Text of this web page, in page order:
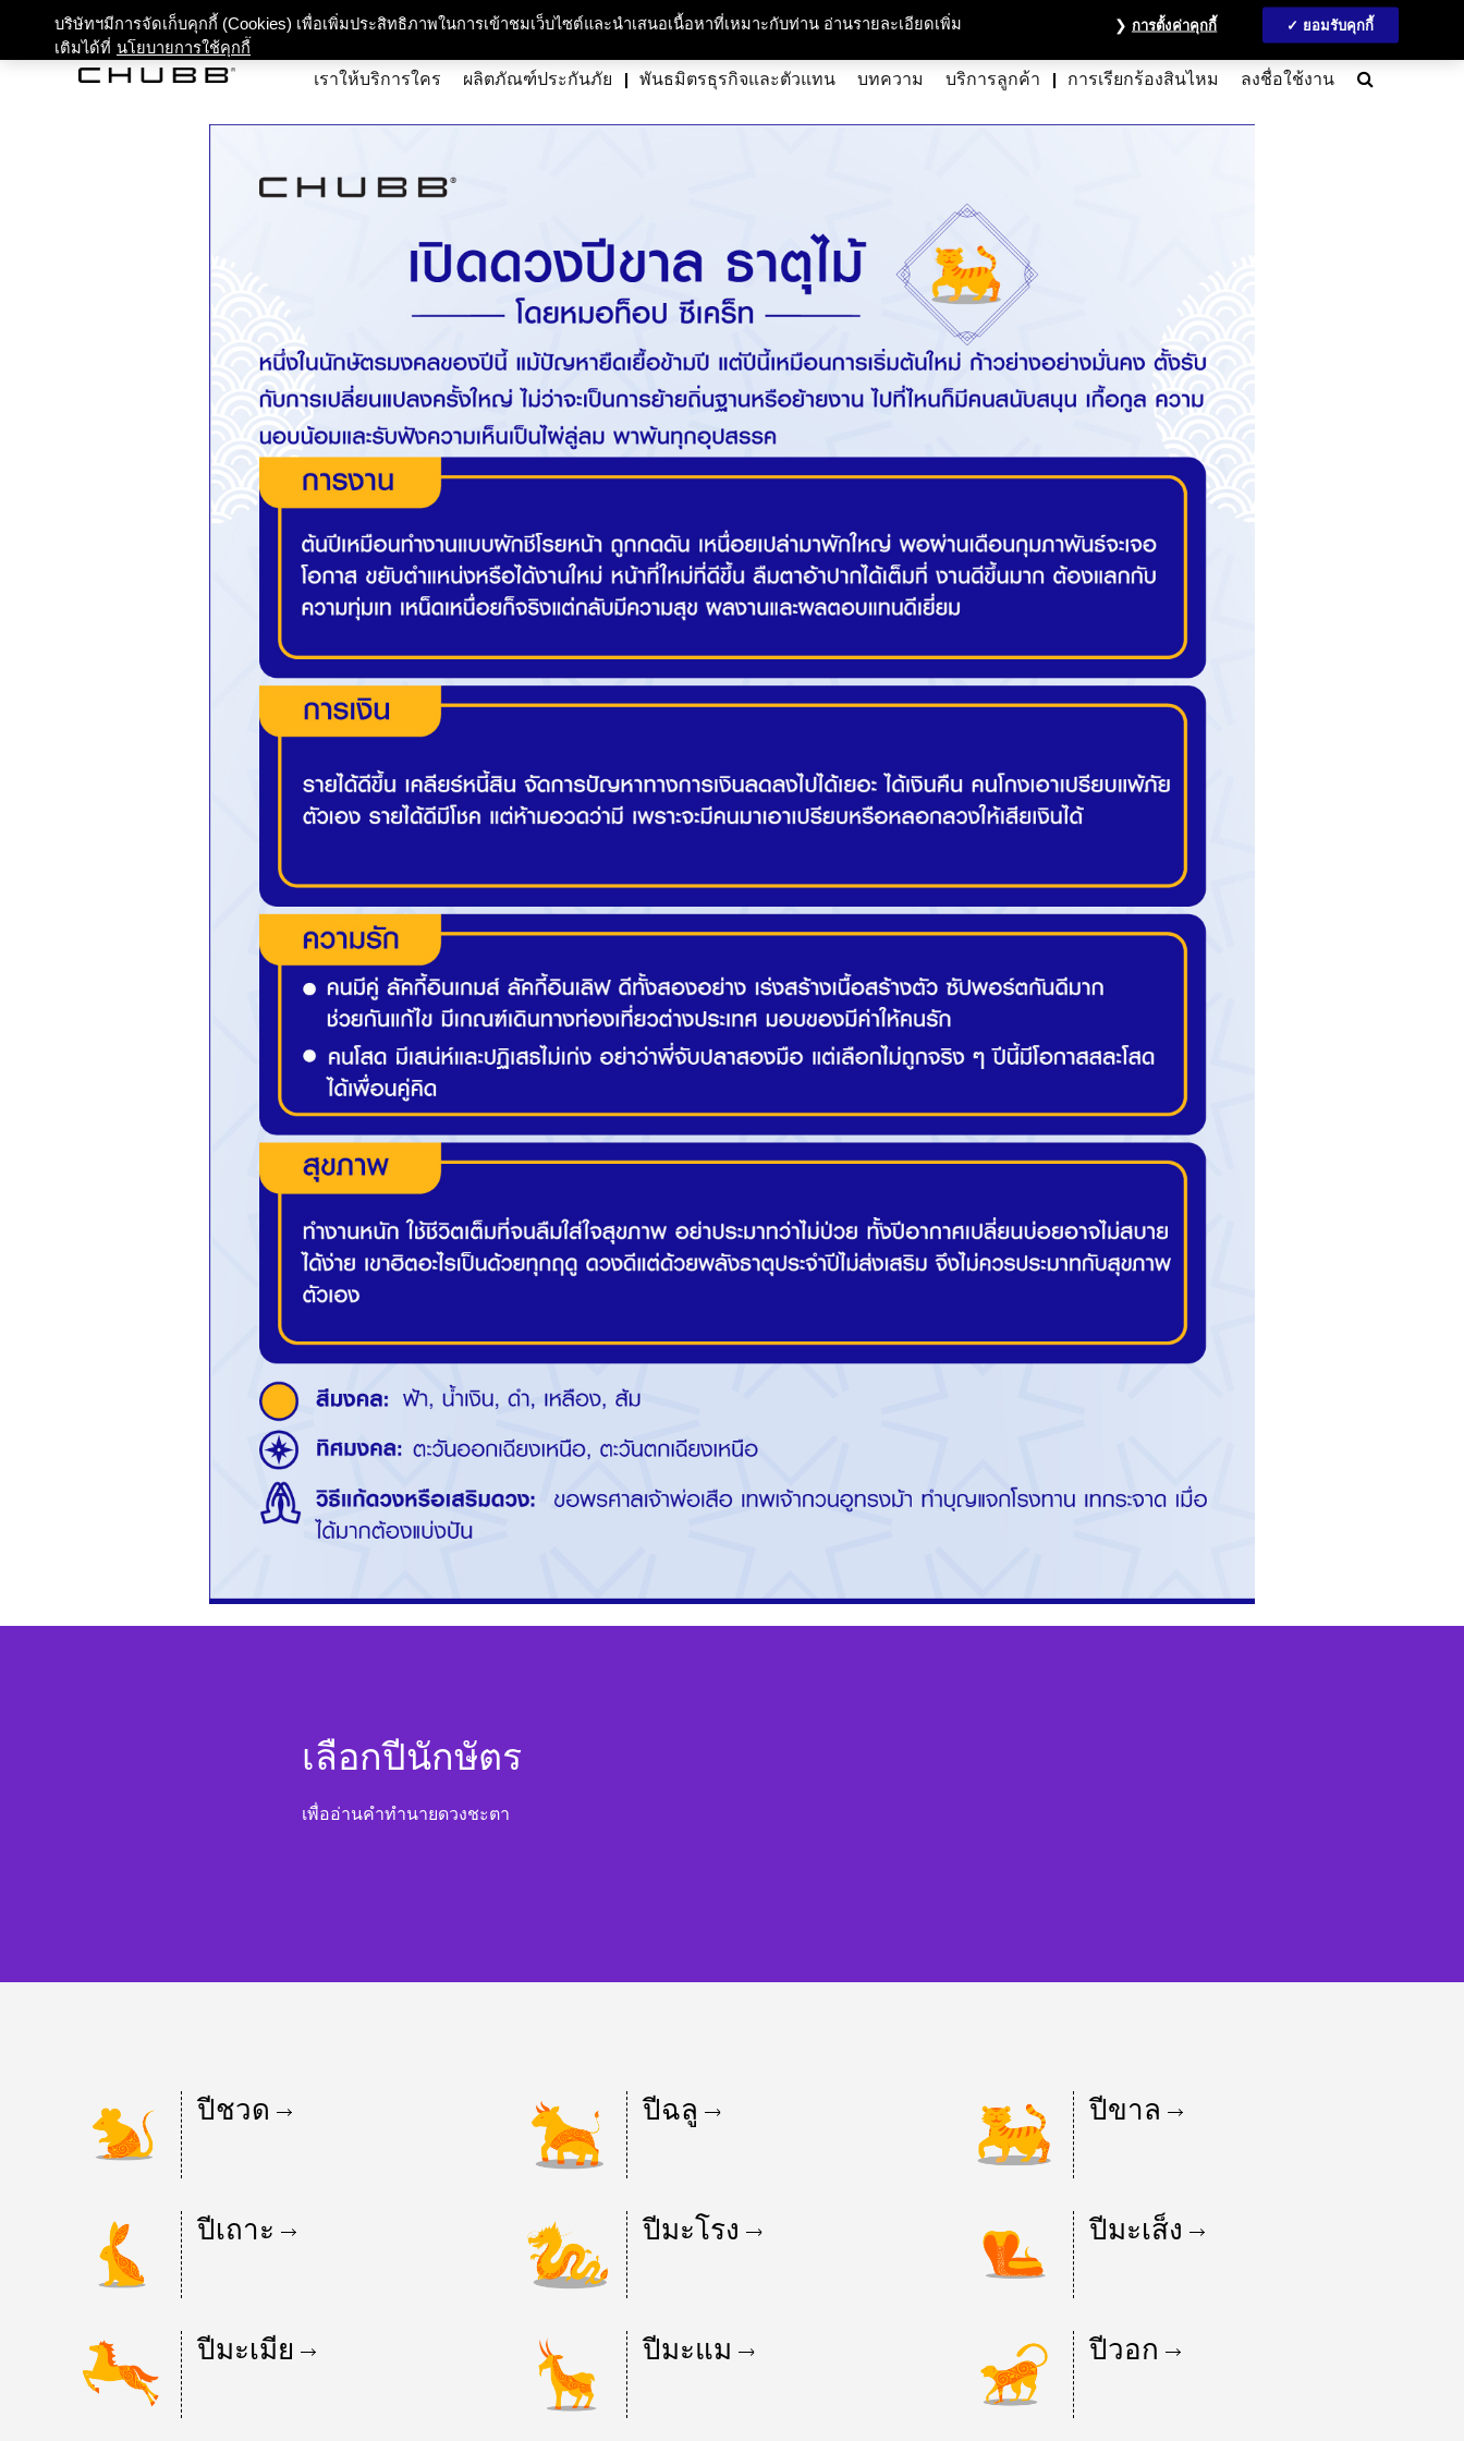
เกี่ยวกับเรา ความรับผิดชอบต่อสังคมและสิ่งแวดล้อม สนใจร่วมงาน ศูนย์สื่อมวลชน MyAccount English
เราให้บริการใคร ผลิตภัณฑ์ประกันภัย พันธมิตรธุรกิจและตัวแทน บทความ บริการลูกค้า การเรียกร้องสินไหม ลงชื่อใช้งาน Search
เลือกปีนักษัตร
เพื่ออ่านคำทำนายดวงชะตา
ปีชวด ปีฉลู ปีขาล
ปีเถาะ ปีมะโรง ปีมะเส็ง
ปีมะเมีย ปีมะแม ปีวอก
บริษัทฯมีการจัดเก็บคุกกี้ (Cookies) เพื่อเพิ่มประสิทธิภาพในการเข้าชมเว็บไซต์และนำเสนอเนื้อหาที่เหมาะกับท่าน อ่านรายละเอียดเพิ่ม
เติมได้ที่ นโยบายการใช้คุกกี้
การตั้งค่าคุกกี้ ยอมรับคุกกี้